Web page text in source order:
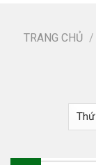
TRANG CHỦ /